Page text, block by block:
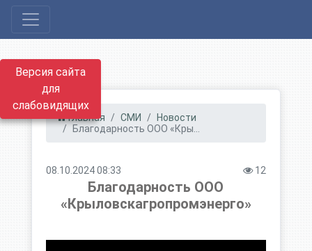
Версия сайта
для
слабовидящих
Главная СМИ
Новости
Благодарность ООО «Кры...
08.10.2024 08:33 12
Благодарность ООО
«Крыловскагропромэнерго»